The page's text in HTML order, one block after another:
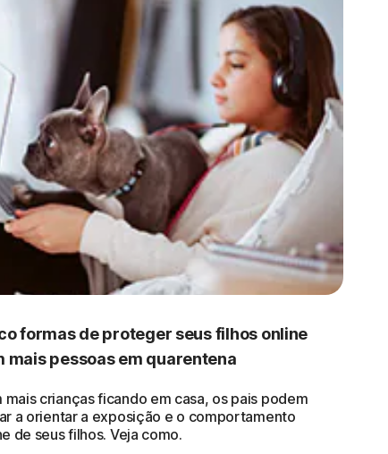
formas de proteger seus filhos online
mais pessoas em quarentena
mais crianças ficando em casa, os pais podem
a orientar a exposição e o comportamento
de seus filhos. Veja como.